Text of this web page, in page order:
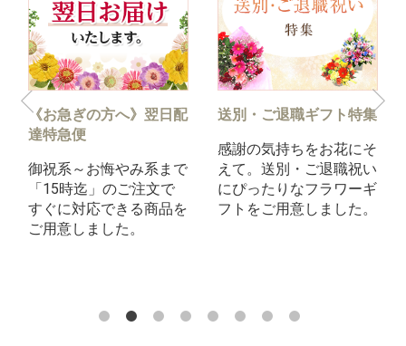
《お急ぎの方へ》翌日配
達特急便
御祝系～お悔やみ系まで
「15時迄」のご注文で
すぐに対応できる商品を
ご用意しました。
送別・ご退職ギフト特集
感謝の気持ちをお花にそ
えて。送別・ご退職祝い
にぴったりなフラワーギ
フトをご用意しました。